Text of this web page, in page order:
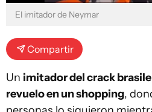
El imitador de Neymar
Compartir
Un imitador del crack
revuelo en un shopping,